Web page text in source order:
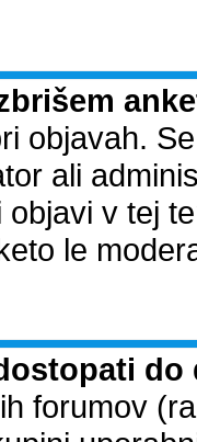
objavah.
ali
v tej
le
forumov